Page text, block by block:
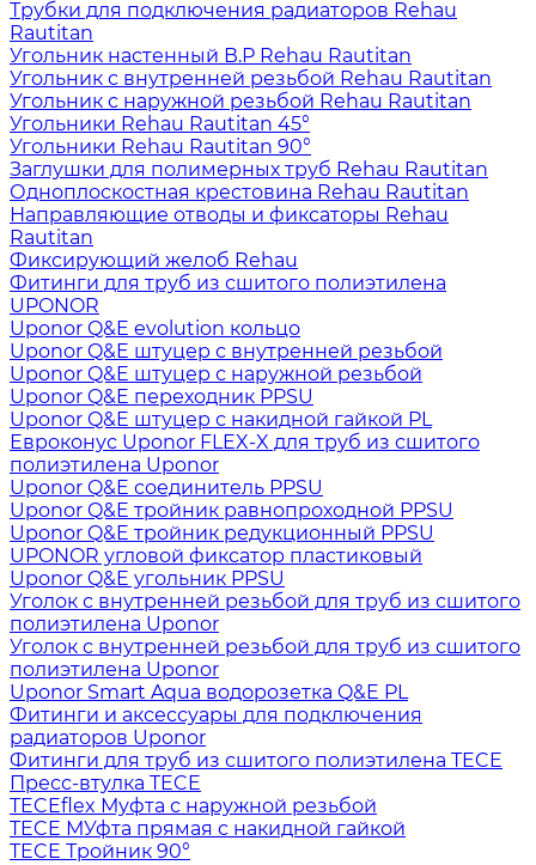
Трубки для подключения радиаторов Rehau
Rautitan
Угольник настенный В.Р Rehau Rautitan
Угольник с внутренней резьбой Rehau Rautitan
Угольник с наружной резьбой Rehau Rautitan
Угольники Rehau Rautitan 45°
Угольники Rehau Rautitan 90°
Заглушки для полимерных труб Rehau Rautitan
Одноплоскостная крестовина Rehau Rautitan
Направляющие отводы и фиксаторы Rehau
Rautitan
Фиксирующий желоб Rehau
Фитинги для труб из сшитого полиэтилена
UPONOR
Uponor Q&E evolution кольцо
Uponor Q&E штуцер с внутренней резьбой
Uponor Q&E штуцер с наружной резьбой
Uponor Q&E переходник PPSU
Uponor Q&E штуцер с накидной гайкой PL
Евроконус Uponor FLEX-X для труб из сшитого
полиэтилена Uponor
Uponor Q&E соединитель PPSU
Uponor Q&E тройник равнопроходной PPSU
Uponor Q&E тройник редукционный PPSU
UPONOR угловой фиксатор пластиковый
Uponor Q&E угольник PPSU
Уголок с внутренней резьбой для труб из сшитого
полиэтилена Uponor
Уголок с внутренней резьбой для труб из сшитого
полиэтилена Uponor
Uponor Smart Aqua водорозетка Q&E PL
Фитинги и аксессуары для подключения
радиаторов Uponor
Фитинги для труб из сшитого полиэтилена TECE
Пресс-втулка TECE
TECEflex Муфта с наружной резьбой
TECE МУфта прямая с накидной гайкой
TECE Тройник 90°